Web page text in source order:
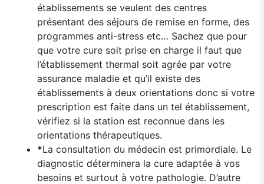
établissements se veulent des centres
présentant des séjours de remise en forme, des
programmes anti-stress etc… Sachez que pour
que votre cure soit prise en charge il faut que
l’établissement thermal soit agrée par votre
assurance maladie et qu’il existe des
établissements à deux orientations donc si votre
prescription est faite dans un tel établissement,
vérifiez si la station est reconnue dans les
orientations thérapeutiques.
*La consultation du médecin est primordiale. Le
diagnostic déterminera la cure adaptée à vos
besoins et surtout à votre pathologie. D’autre